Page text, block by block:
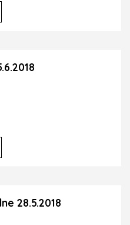
28.5.2018